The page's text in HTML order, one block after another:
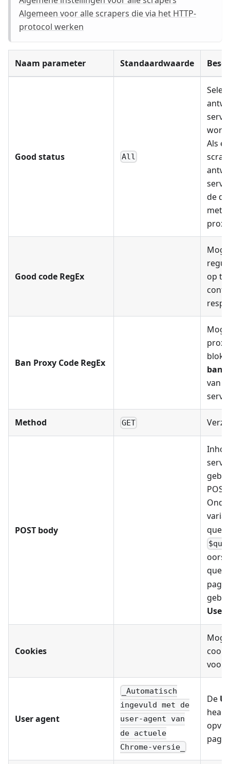
Algemeen voor alle scrapers die via het HTTP-
protocol werken
Naam parameter Standaardwaarde
Good status All
Als
de
met
proxy
Good code RegEx
op te
Ban Proxy Code RegEx
ban
van
Method GET
POST body
Use
Cookies
voor
User agent
_Automatisch
ingevuld met de
user-agent van
de actuele
Chrome-versie_
De